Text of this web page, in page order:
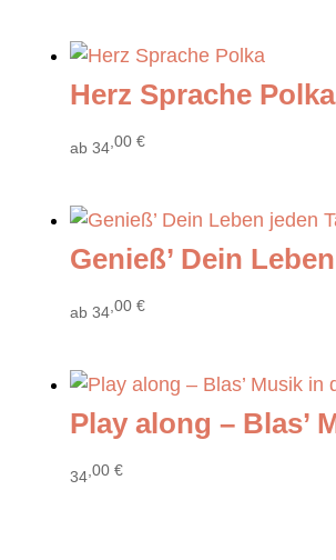
Herz Sprache Polka
ab 34,00 €
ab 34 ,00 €
34 ,00 €